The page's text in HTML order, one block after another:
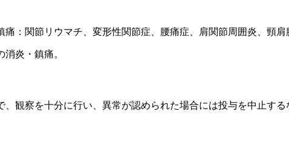
：関節リウマチ、変形性関節症、腰痛症、肩関節周囲炎、頸肩
炎・鎮痛。
観察を十分に行い、異常が認められた場合には投与を中止する